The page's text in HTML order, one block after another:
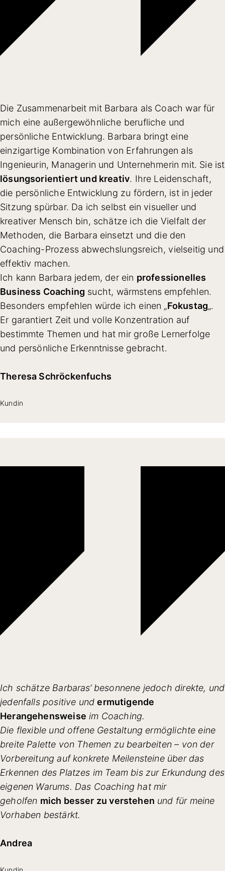
Die Zusammenarbeit mit Barbara als Coach war für
mich eine außergewöhnliche berufliche und
persönliche Entwicklung. Barbara bringt eine
einzigartige Kombination von Erfahrungen als
Ingenieurin, Managerin und Unternehmerin mit. Sie ist
lösungsorientiert und kreativ. Ihre Leidenschaft,
die persönliche Entwicklung zu fördern, ist in jeder
Sitzung spürbar. Da ich selbst ein visueller und
kreativer Mensch bin, schätze ich die Vielfalt der
Methoden, die Barbara einsetzt und die den
Coaching-Prozess abwechslungsreich, vielseitig und
effektiv machen.
Ich kann Barbara jedem, der ein professionelles
Business Coaching sucht, wärmstens empfehlen.
Besonders empfehlen würde ich einen „Fokustag„.
Er garantiert Zeit und volle Konzentration auf
bestimmte Themen und hat mir große Lernerfolge
und persönliche Erkenntnisse gebracht.
Theresa Schröckenfuchs
Kundin
Ich schätze Barbaras‘ besonnene jedoch direkte, und
jedenfalls positive undermutigende
Herangehensweise im Coaching.
Die flexible und offene Gestaltung ermöglichte eine
breite Palette von Themen zu bearbeiten – von der
Vorbereitung auf konkrete Meilensteine über das
Erkennen des Platzes im Team bis zur Erkundung des
eigenen Warums. Das Coaching hat mir
geholfen mich besser zu verstehen und für meine
Vorhaben bestärkt.
Andrea